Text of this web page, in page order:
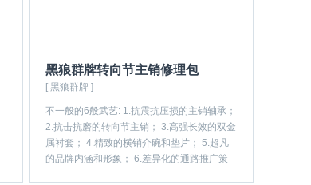
黑狼群牌转向节主销修理包
[ 黑狼群牌 ]
不一般的6般武艺: 1.抗震抗压损的主销轴承；
2.抗击抗磨的转向节主销； 3.高强长效的双金
属衬套； 4.精致的横销介碗和垫片； 5.超凡
的品牌内涵和形象； 6.差异化的通路推广策